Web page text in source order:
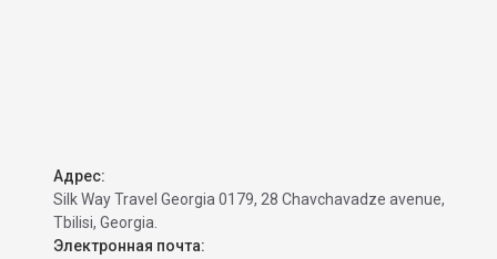
Адрес:
Silk Way Travel Georgia 0179, 28 Chavchavadze avenue,
Tbilisi, Georgia.
Электронная почта: